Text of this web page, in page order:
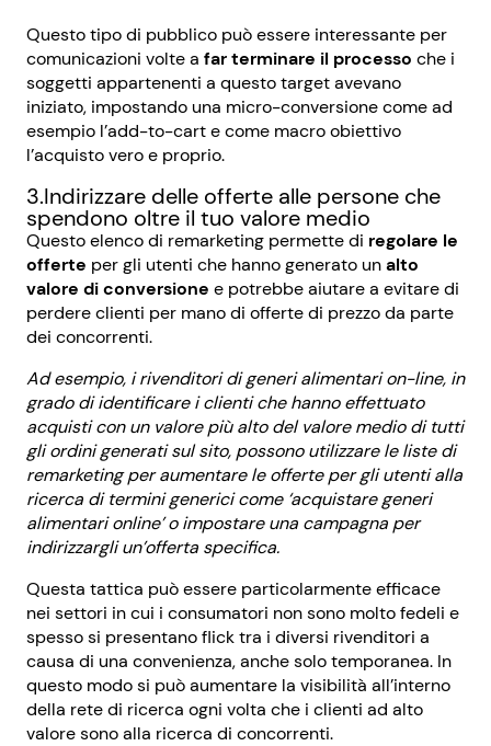
Questo tipo di pubblico può essere interessante per
comunicazioni volte a far terminare il processo che i
soggetti appartenenti a questo target avevano
iniziato, impostando una micro-conversione come ad
esempio l’add-to-cart e come macro obiettivo
l’acquisto vero e proprio.
3.Indirizzare delle offerte alle persone che
spendono oltre il tuo valore medio
Questo elenco di remarketing permette di regolare le
offerte per gli utenti che hanno generato unalto
valore di conversione e potrebbe aiutare a evitare di
perdere clienti per mano di offerte di prezzo da parte
dei concorrenti.
Ad esempio, i rivenditori di generi alimentari on-line, in
grado di identificare i clienti che hanno effettuato
acquisti con un valore più alto del valore medio di tutti
gli ordini generati sul sito, possono utilizzare le liste di
remarketing per aumentare le offerte per gli utenti alla
ricerca di termini generici come ‘acquistare generi
alimentari online’ o impostare una campagna per
indirizzargli un’offerta specifica.
Questa tattica può essere particolarmente efficace
nei settori in cui i consumatori non sono molto fedeli e
spesso si presentano flick tra i diversi rivenditori a
causa di una convenienza, anche solo temporanea. In
questo modo si può aumentare la visibilità all’interno
della rete di ricerca ogni volta che i clienti ad alto
valore sono alla ricerca di concorrenti.